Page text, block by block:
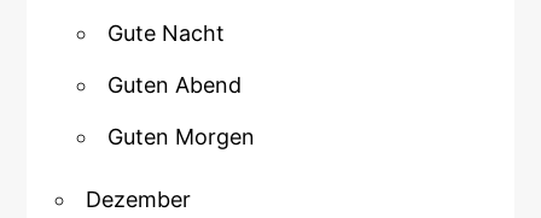
Gute Nacht
Guten Abend
Guten Morgen
Dezember